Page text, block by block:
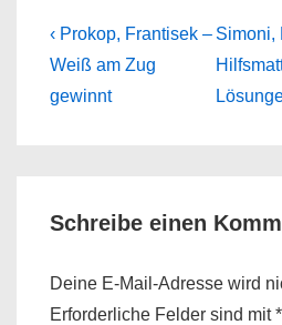
Previous
Post
is
‹ Prokop, Frantisek –
Weiß am Zug
gewinnt
Next
Post
is
Simoni,
Schreibe einen
Deine E-Mail-Adresse wird
Erforderliche Felder sind mit*